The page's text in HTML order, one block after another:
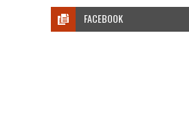
FACEBOOK